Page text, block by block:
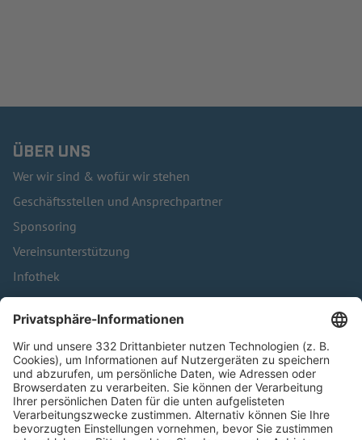
ÜBER UNS
Wer wir sind & wofür wir stehen
Geschäftsstellen und Ansprechpartner
Sponsoring
Vereinsunterstützung
Infothek
Kontakt
HÄUFIG BESUCHTE SEITEN
Pässe und Vereinswechsel
Trainerausbildung
Schulungsangebot Vereinsmitarbeiter